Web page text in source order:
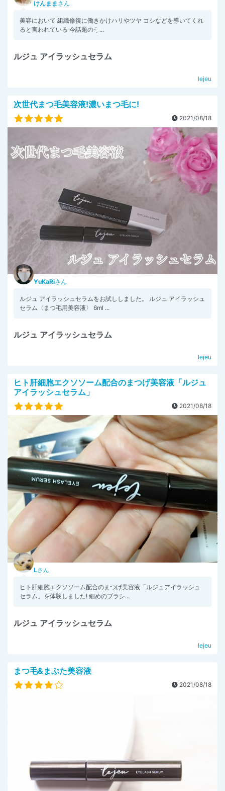
けんまま さん
美容において 組織修復に働きかけハリやツヤ コシなどを導いてくれ
ると言われている 今話題の- ̗̀ ...
ルジュ アイラッシュセラム
lejeu
次世代まつ毛美容液!濃いまつ毛に!
2021/08/18
YuKaRiさん
ルジュ アイラッシュセラムをお試ししました。 ルジュ アイラッシュ
セラム〈まつ毛用美容液〉 6ml ...
ルジュ アイラッシュセラム
lejeu
ヒト肝細胞エクソソーム配合のまつげ美容液「ルジュ
アイラッシュセラム」
2021/08/18
Lさん
ヒト肝細胞エクソソーム配合のまつげ美容液「ルジュアイラッシュ
セラム」を体験しました! 細めのブラシ...
ルジュ アイラッシュセラム
lejeu
まつ毛&まぶた美容液
2021/08/18